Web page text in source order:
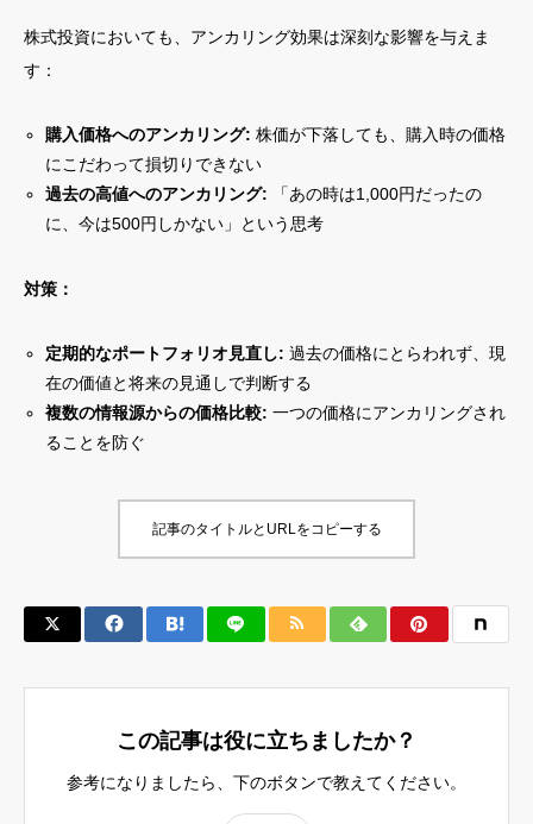
株式投資においても、アンカリング効果は深刻な影響を与えま
す：
購入価格へのアンカリング: 株価が下落しても、購入時の価格
にこだわって損切りできない
過去の高値へのアンカリング: 「あの時は1,000円だったの
に、今は500円しかない」という思考
対策：
定期的なポートフォリオ見直し: 過去の価格にとらわれず、現
在の価値と将来の見通しで判断する
複数の情報源からの価格比較: 一つの価格にアンカリングされ
ることを防ぐ
記事のタイトルとURLをコピーする
この記事は役に立ちましたか？
参考になりましたら、下のボタンで教えてください。